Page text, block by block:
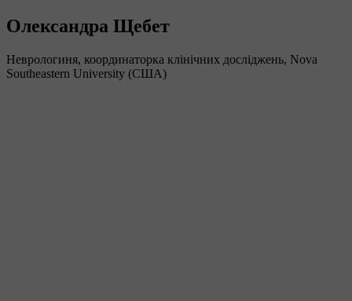
Олександра Щебет
Неврологиня, координаторка клінічних досліджень, Nova
Southeastern University (США)